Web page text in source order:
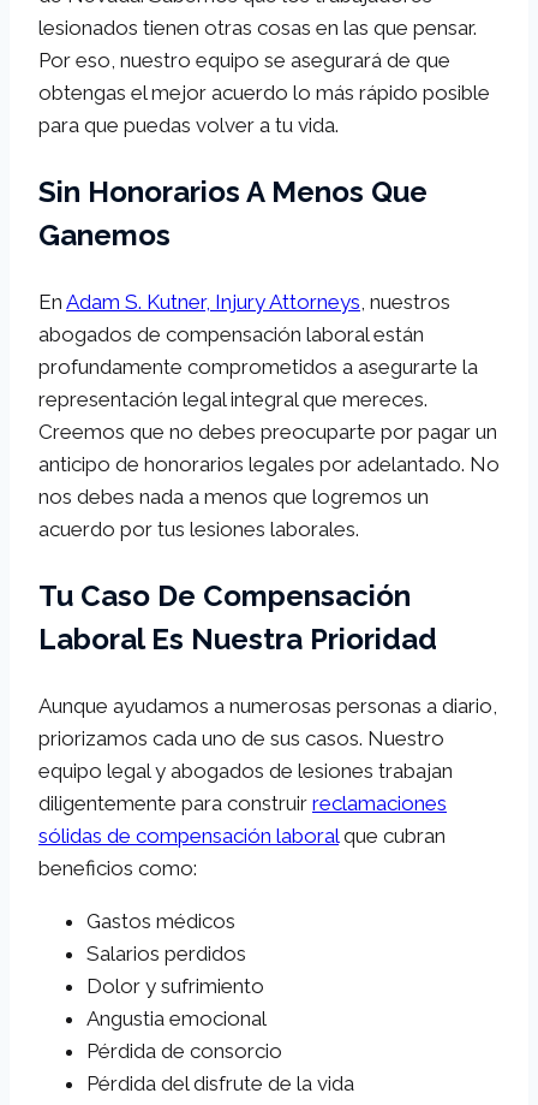
lesionados tienen otras cosas en las que pensar.
Por eso, nuestro equipo se asegurará de que
obtengas el mejor acuerdo lo más rápido posible
para que puedas volver a tu vida.
Sin Honorarios A Menos Que
Ganemos
En Adam S. Kutner, Injury Attorneys , nuestros
abogados de compensación laboral están
profundamente comprometidos a asegurarte la
representación legal integral que mereces.
Creemos que no debes preocuparte por pagar un
anticipo de honorarios legales por adelantado. No
nos debes nada a menos que logremos un
acuerdo por tus lesiones laborales.
Tu Caso De Compensación
Laboral Es Nuestra Prioridad
Aunque ayudamos a numerosas personas a diario,
priorizamos cada uno de sus casos. Nuestro
equipo legal y abogados de lesiones trabajan
diligentemente para construir reclamaciones
sólidas de compensación laboralque cubran
beneficios como:
Gastos médicos
Salarios perdidos
Dolor y sufrimiento
Angustia emocional
Pérdida de consorcio
Pérdida del disfrute de la vida